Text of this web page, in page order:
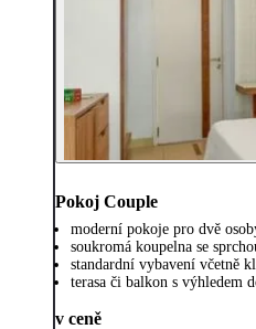
Pokoj Couple
moderní pokoje pro dvě
soukromá koupelna se
standardní vybavení včetně
terasa či balkon s výhledem
v ceně